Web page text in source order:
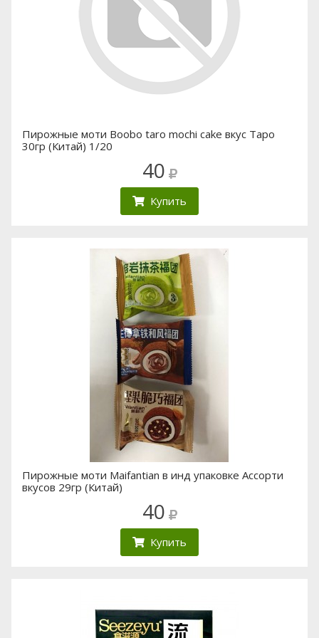
Пирожные моти Boobo taro mochi cake вкус Таро
30гр (Китай) 1/20
40
Купить
Пирожные моти Maifantian в инд упаковке Ассорти
вкусов 29гр (Китай)
40
Купить